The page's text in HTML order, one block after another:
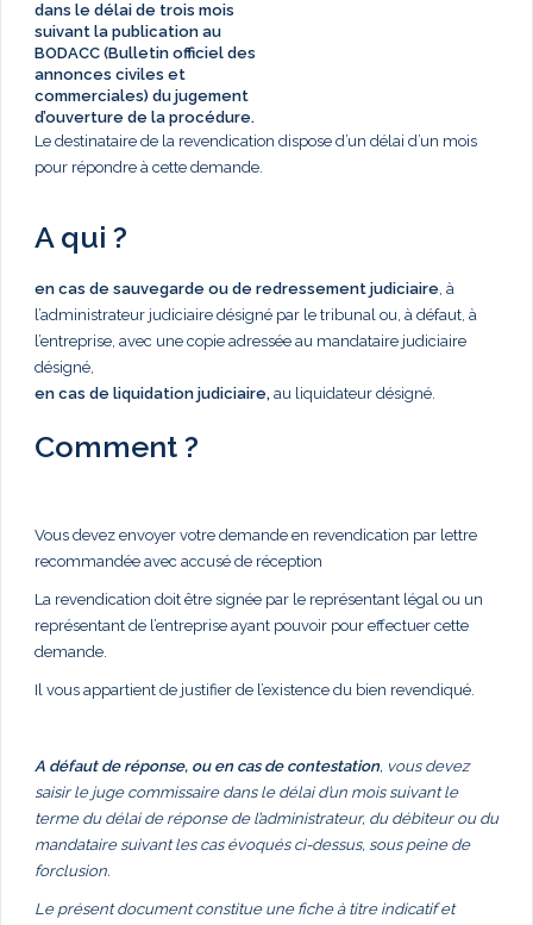
dans le délai de trois mois
suivant la publication au
BODACC (Bulletin officiel des
annonces civiles et
commerciales) du jugement
d’ouverture de la procédure.
Le destinataire de la revendication dispose d’un délai d’un mois
pour répondre à cette demande.
A qui ?
en cas de sauvegarde ou de redressement judiciaire , à
l’administrateur judiciaire désigné par le tribunal ou, à défaut, à
l’entreprise, avec une copie adressée au mandataire judiciaire
désigné,
en cas de liquidation judiciaire, au liquidateur désigné.
Comment ?
Vous devez envoyer votre demande en revendication par lettre
recommandée avec accusé de réception
La revendication doit être signée par le représentant légal ou un
représentant de l’entreprise ayant pouvoir pour effectuer cette
demande.
Il vous appartient de justifier de l’existence du bien revendiqué.
A défaut de réponse, ou en cas de contestation, vous devez
saisir le juge commissaire dans le délai d’un mois suivant le
terme du délai de réponse de l’administrateur, du débiteur ou du
mandataire suivant les cas évoqués ci-dessus, sous peine de
forclusion.
Le présent document constitue une fiche à titre indicatif et